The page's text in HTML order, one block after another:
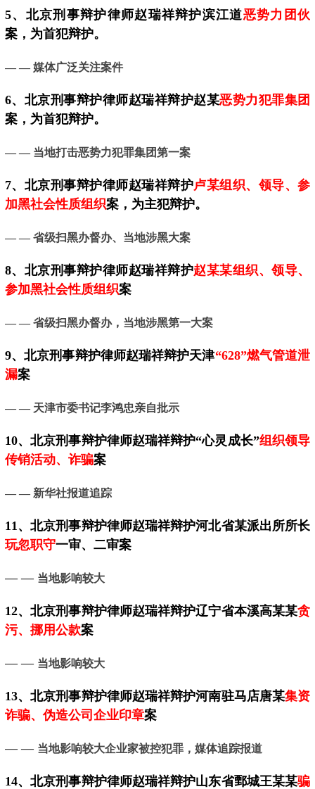
5、 北京刑事辩护律师赵瑞祥辩护滨江道恶势力团伙
案，为首犯辩护。
— — 媒体广泛关注案件
6、北京刑事辩护律师赵瑞祥辩护赵某恶势力犯罪集团
案，为首犯辩护。
— — 当地打击恶势力犯罪集团第一案
7、 北京刑事辩护律师赵瑞祥辩护卢某组织、领导、参
加黑社会性质组织案，为主犯辩护。
— — 省级扫黑办督办、当地涉黑大案
8、北京刑事辩护律师赵瑞祥辩护赵某某组织、领导、
参加黑社会性质组织案
— — 省级扫黑办督办，当地涉黑第一大案
9、北京刑事辩护律师赵瑞祥辩护天津“628”燃气管道泄
漏案
— — 天津市委书记李鸿忠亲自批示
10、北京刑事辩护律师赵瑞祥辩护“心灵成长”组织领导
传销活动、诈骗案
— — 新华社报道追踪
11、北京刑事辩护律师赵瑞祥辩护河北省某派出所所长
玩忽职守一审、二审案
— — 当地影响较大
12、北京刑事辩护律师赵瑞祥辩护辽宁省本溪高某某贪
污、挪用公款案
— — 当地影响较大
13、北京刑事辩护律师赵瑞祥辩护河南驻马店唐某集资
诈骗、伪造公司企业印章案
— — 当地影响较大企业家被控犯罪，媒体追踪报道
14、北京刑事辩护律师赵瑞祥辩护山东省鄄城王某某骗